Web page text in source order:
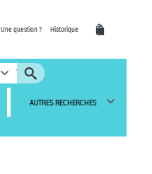
Une question ? Historique
AUTRES RECHERCHES